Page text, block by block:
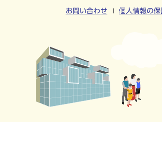
お問い合わせ 個人情報の保